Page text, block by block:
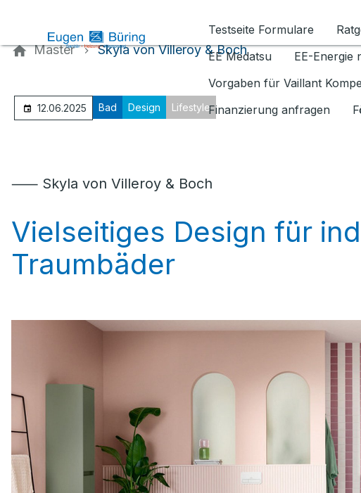
Testseite Formulare
EE Medatsu
EE-Energie
Vorgaben für Vaillant
Finanzierung anfragen
Master Skyla von Villeroy & Boch
12.06.2025 Bad Design Lifestyle
⸺ Skyla von Villeroy & Boch
Vielseitiges Design für
Traumbäder